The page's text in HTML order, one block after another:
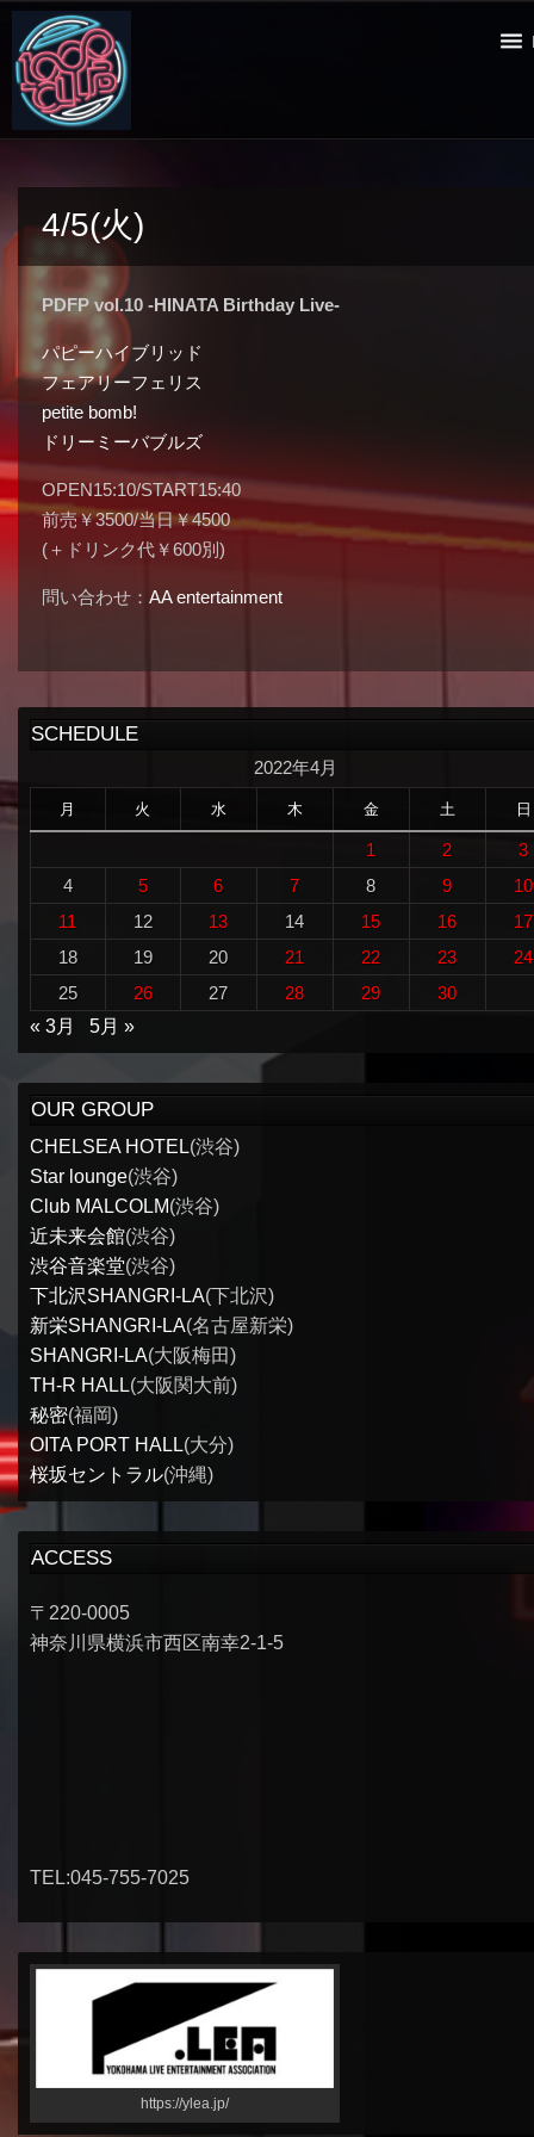
4/5(火)
PDFP vol.10 -HINATA Birthday Live-
パピーハイブリッド
フェアリーフェリス
petite bomb!
ドリーミーバブルズ
OPEN15:10/START15:40
前売￥3500/当日￥4500
(＋ドリンク代￥600別)
問い合わせ：AA entertainment
SCHEDULE
2022年4月
月 火 水 木 金 土 日
1 2
3
4
5 6 7 8 9
10
11
12 13 14 15 16
17
18
19 20 21 22 23
24
25
26 27 28 29
30
« 3月
5月 »
OUR GROUP
CHELSEA HOTEL(渋谷)
Star lounge(渋谷)
Club MALCOLM(渋谷)
近未来会館(渋谷)
渋谷音楽堂(渋谷)
下北沢SHANGRI-LA(下北沢)
新栄SHANGRI-LA(名古屋新栄)
SHANGRI-LA(大阪梅田)
TH-R HALL(大阪関大前)
秘密(福岡)
OITA PORT HALL(大分)
桜坂セントラル(沖縄)
ACCESS
〒220-0005
神奈川県横浜市西区南幸2-1-5
TEL:045-755-7025
https://ylea.jp/